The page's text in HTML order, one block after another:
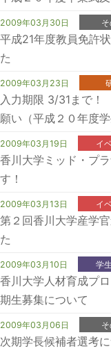
2009年03月30日
平成21年度教員免許
た
2009年03月23日
入力期限 3/31まで！
願い（平成２０年度学
2009年03月19日 イ
香川大学ミッド・プ
す！
2009年03月13日 イ
第２回香川大学産学
た
2009年03月10日 学
香川大学人材育成プ
期生募集について
2009年03月06日
次期学長候補者選考に